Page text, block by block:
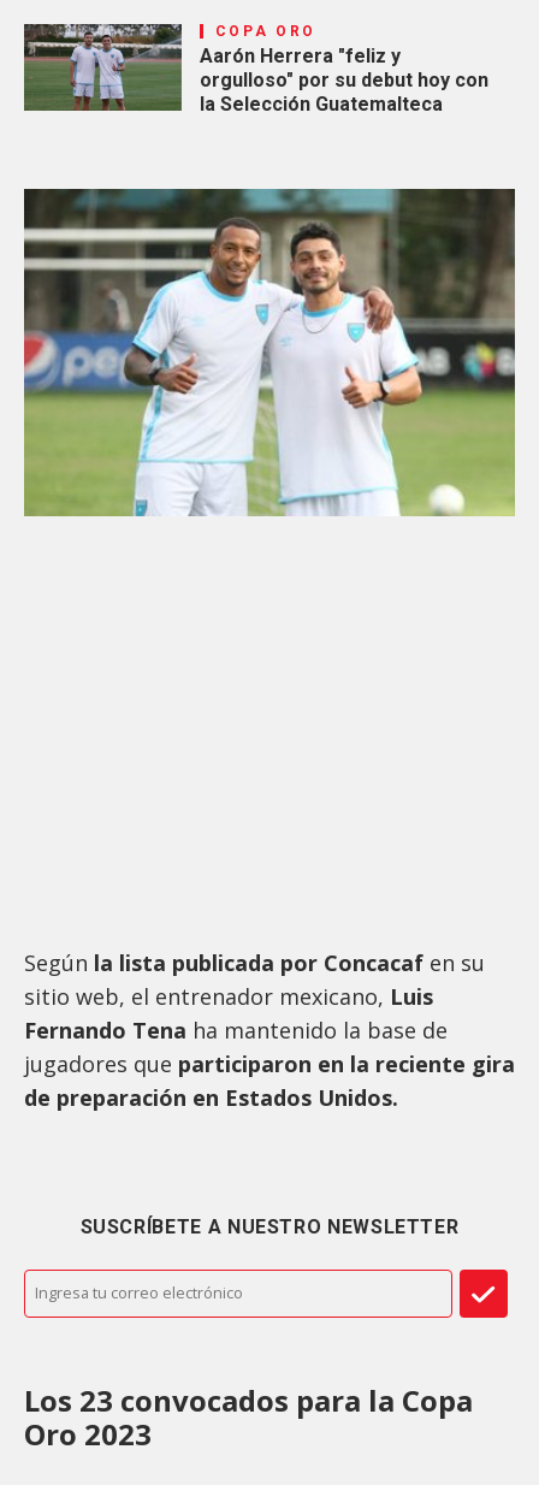
COPA ORO
Aarón Herrera "feliz y
orgulloso" por su debut hoy con
la Selección Guatemalteca
Según la lista publicada por Concacaf en su
sitio web, el entrenador mexicano, Luis
Fernando Tena ha mantenido la base de
jugadores que participaron en la reciente gira
de preparación en Estados Unidos.
SUSCRÍBETE A NUESTRO NEWSLETTER
Los 23 convocados para la Copa
Oro 2023